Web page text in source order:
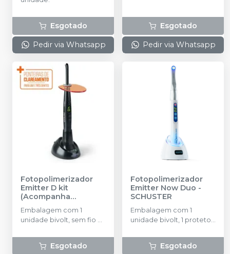
Esgotado
Pedir via Whatsapp
Esgotado
Pedir via Whatsapp
Fotopolimerizador
Emitter D kit
(Acompanha
Clareamento) -
SCHUSTER
Embalagem com 1
unidade bivolt, sem fio e
1 ponteira de
polimerização preta
Esgotado
Fotopolimerizador
Emitter Now Duo -
SCHUSTER
Embalagem com 1
unidade bivolt, 1 protetor
alimentação.
Esgotado